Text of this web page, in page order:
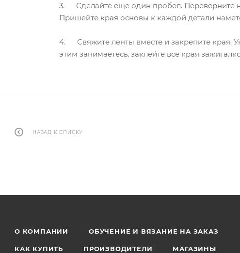
3. Сделайте еще один пробел. Переверните
Пришейте края основы к каждой детали
4. Свяжите ленты вместе и закрепите края.
этим занимаетесь, заклейте все края
НАЗАД К СПИСКУ
О КОМПАНИИ ОБУЧЕНИЕ И ВЯЗАНИЕ НА ЗАКАЗ
КАК КУПИТЬ ПРОИЗВОДИТЕЛИ МАГАЗИНЫ